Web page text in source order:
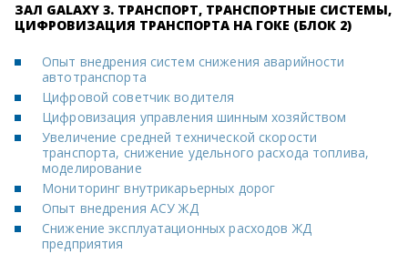
ЗАЛ GALAXY 3. ТРАНСПОРТ, ТРАНСПОРТНЫЕ СИСТЕМЫ,
ЦИФРОВИЗАЦИЯ ТРАНСПОРТА НА ГОКЕ (БЛОК 2)
Опыт внедрения систем снижения аварийности
автотранспорта
Цифровой советчик водителя
Цифровизация управления шинным хозяйством
Увеличение средней технической скорости
транспорта, снижение удельного расхода топлива,
моделирование
Мониторинг внутрикарьерных дорог
Опыт внедрения АСУ ЖД
Снижение эксплуатационных расходов ЖД
предприятия